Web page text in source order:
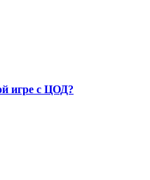
игре с ЦОД?